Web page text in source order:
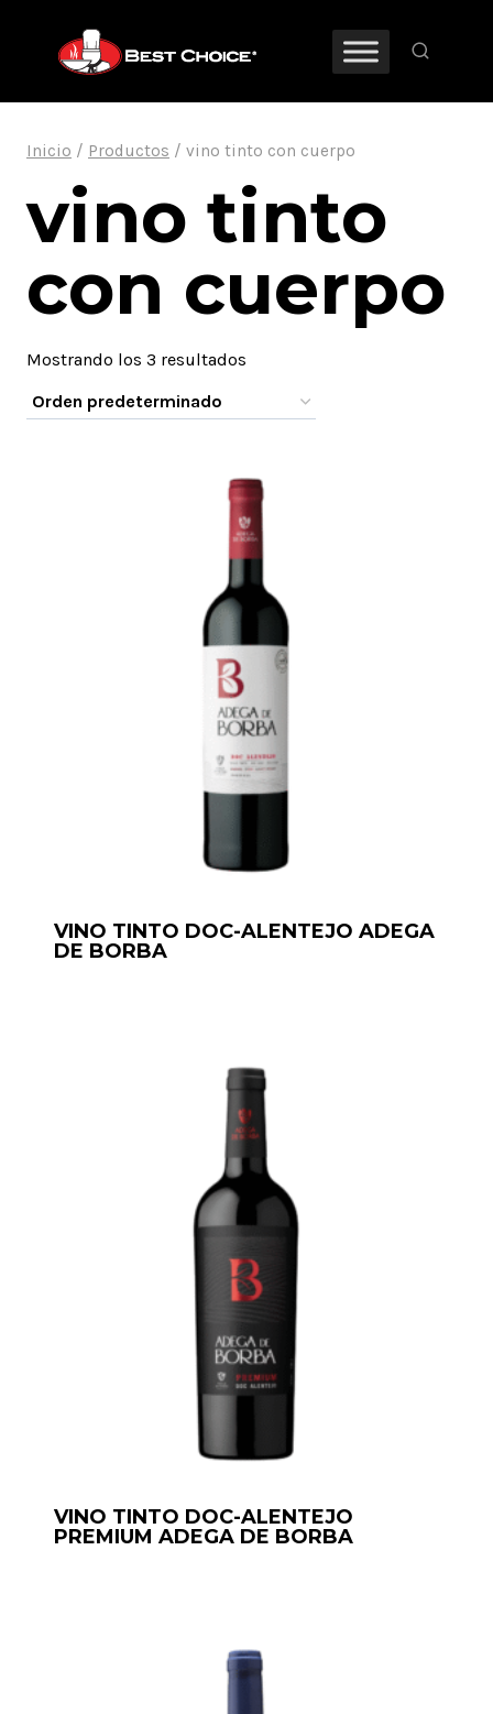
contenido
Inicio / Productos / vino tinto con cuerpo
vino tinto
con cuerpo
Mostrando los 3 resultados
VINO TINTO DOC-ALENTEJO ADEGA
DE BORBA
VINO TINTO DOC-ALENTEJO
PREMIUM ADEGA DE BORBA